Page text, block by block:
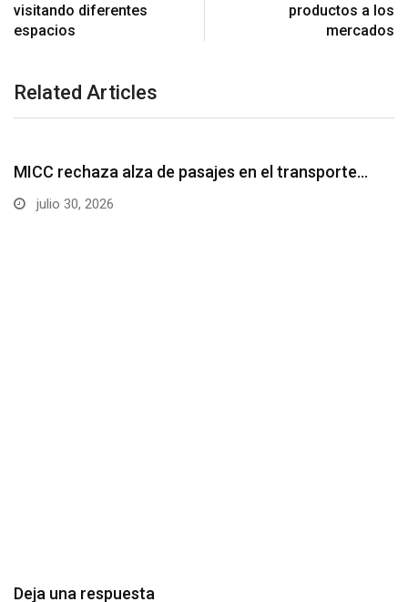
visitando diferentes
espacios
productos a los
mercados
Related Articles
UNCATEGORIZED
Deja una respuesta